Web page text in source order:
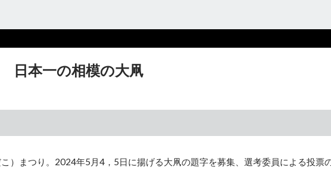
日本一の相模の大凧
）まつり。2024年5月4，5日に揚げる大凧の題字を募集、選考委員による投票